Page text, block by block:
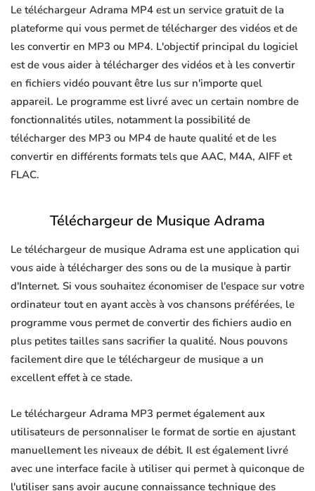
Le téléchargeur Adrama MP4 est un service gratuit de la
plateforme qui vous permet de télécharger des vidéos et de
les convertir en MP3 ou MP4. L'objectif principal du logiciel
est de vous aider à télécharger des vidéos et à les convertir
en fichiers vidéo pouvant être lus sur n'importe quel
appareil. Le programme est livré avec un certain nombre de
fonctionnalités utiles, notamment la possibilité de
télécharger des MP3 ou MP4 de haute qualité et de les
convertir en différents formats tels que AAC, M4A, AIFF et
FLAC.
Téléchargeur de Musique Adrama
Le téléchargeur de musique Adrama est une application qui
vous aide à télécharger des sons ou de la musique à partir
d'Internet. Si vous souhaitez économiser de l'espace sur votre
ordinateur tout en ayant accès à vos chansons préférées, le
programme vous permet de convertir des fichiers audio en
plus petites tailles sans sacrifier la qualité. Nous pouvons
facilement dire que le téléchargeur de musique a un
excellent effet à ce stade.
Le téléchargeur Adrama MP3 permet également aux
utilisateurs de personnaliser le format de sortie en ajustant
manuellement les niveaux de débit. Il est également livré
avec une interface facile à utiliser qui permet à quiconque de
l'utiliser sans avoir aucune connaissance technique des